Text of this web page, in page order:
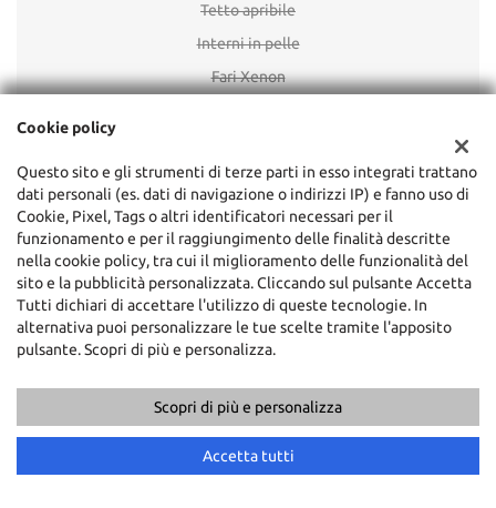
Tetto apribile
Interni in pelle
Fari Xenon
Cookie policy
Questo sito e gli strumenti di terze parti in esso integrati trattano
dati personali (es. dati di navigazione o indirizzi IP) e fanno uso di
Cookie, Pixel, Tags o altri identificatori necessari per il
funzionamento e per il raggiungimento delle finalità descritte
nella cookie policy, tra cui il miglioramento delle funzionalità del
sito e la pubblicità personalizzata. Cliccando sul pulsante Accetta
Tutti dichiari di accettare l'utilizzo di queste tecnologie. In
alternativa puoi personalizzare le tue scelte tramite l'apposito
pulsante. Scopri di più e personalizza.
Scopri di più e personalizza
Accetta tutti